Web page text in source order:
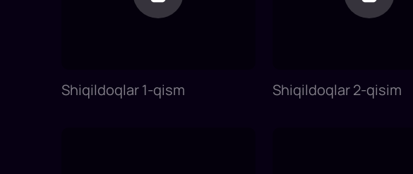
Shiqildoqlar 1-qism Shiqildoqlar 2-qisim